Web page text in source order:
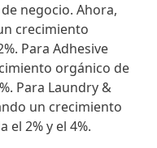
negocio. Ahora,
crecimiento
Para Adhesive
orgánico de
Para Laundry &
un crecimiento
el 2% y el 4%.